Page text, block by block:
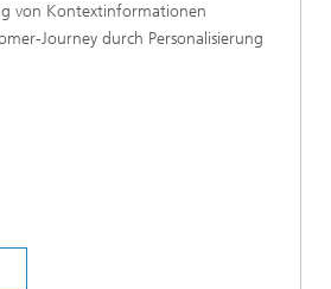
von Kontextinformationen
Journey durch Personalisierung